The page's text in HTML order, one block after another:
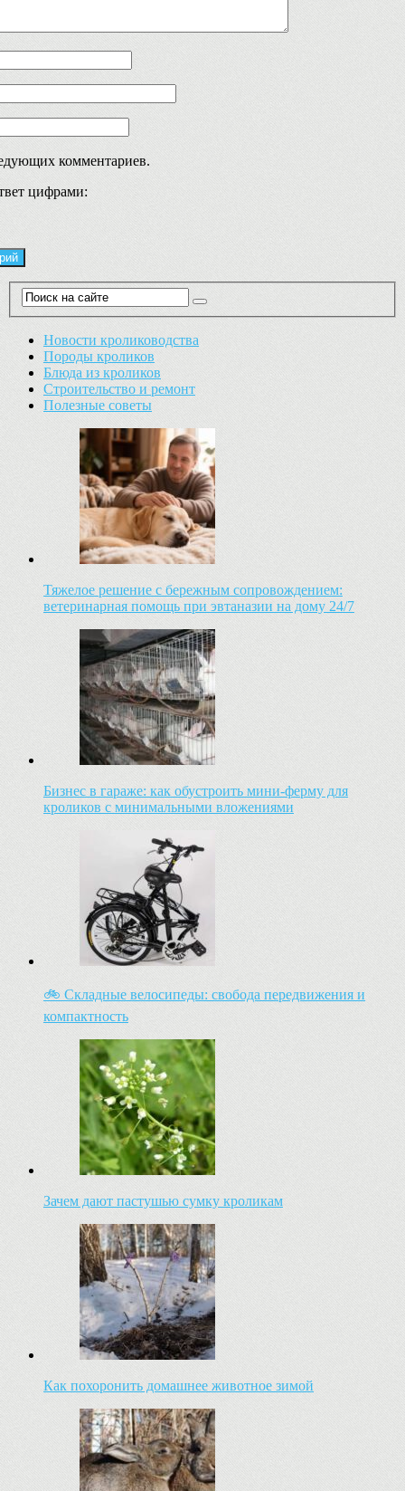
комментариев.
цифрами:
Новости кролиководства
Породы кроликов
Блюда из кроликов
Строительство и ремонт
Полезные советы
Тяжелое решение с бережным сопровождением:
ветеринарная помощь при эвтаназии на дому 24/7
Бизнес в гараже: как обустроить мини-ферму для
кроликов с минимальными вложениями
🚲 Складные велосипеды: свобода передвижения и
компактность
Зачем дают пастушью сумку кроликам
Как похоронить домашнее животное зимой